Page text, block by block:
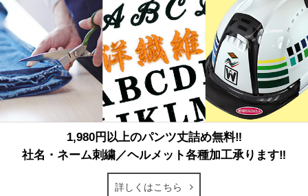
1,980円以上のパンツ丈詰め無料‼
社名・ネーム刺繍／ヘルメット各種加工承ります‼
詳しくはこちら